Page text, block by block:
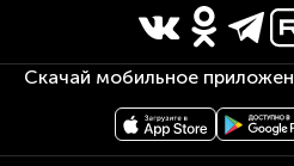
Скачай мобильное